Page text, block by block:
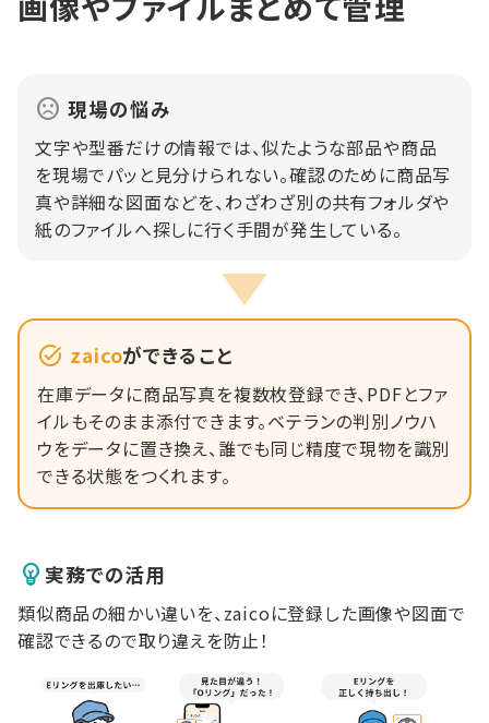
現場の悩み
文字や型番だけの情報では、似たような部品や商品
を現場でパッと見分けられない。確認のために商品写
真や詳細な図面などを、わざわざ別の共有フォルダや
紙のファイルへ探しに行く手間が発生している。
zaicoができること
在庫データに商品写真を複数枚登録でき、PDFとファ
イルもそのまま添付できます。ベテランの判別ノウハ
ウをデータに置き換え、誰でも同じ精度で現物を識別
できる状態をつくれます。
実務での活用
類似商品の細かい違いを、zaicoに登録した画像や図面で
確認できるので取り違えを防止！